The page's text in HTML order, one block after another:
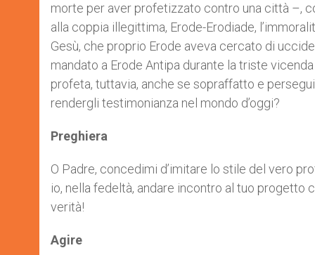
morte per aver profetizzato contro una città –,
alla coppia illegittima, Erode-Erodiade,
Gesù, che proprio Erode aveva cercato di
mandato a Erode Antipa durante la triste
profeta, tuttavia, anche se sopraffatto e
rendergli testimonianza nel mondo d’oggi?
Preghiera
O Padre, concedimi d’imitare lo stile del vero
io, nella fedeltà, andare incontro al tuo progetto
verità!
Agire